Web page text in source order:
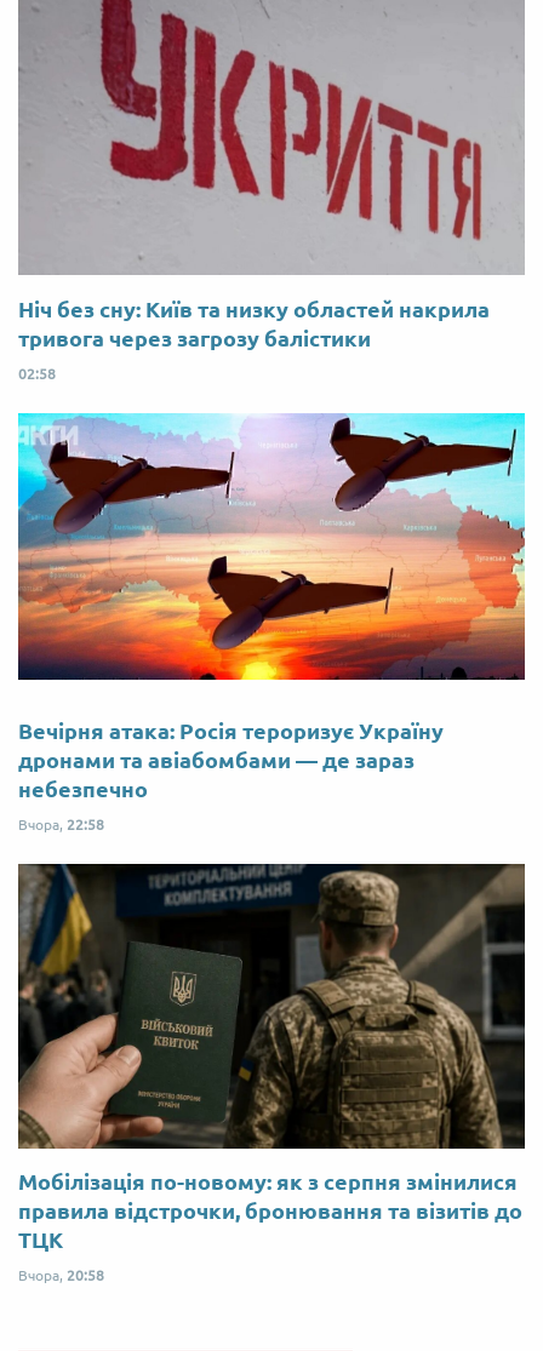
Ніч без сну: Київ та низку областей накрила
тривога через загрозу балістики
02:58
Вечірня атака: Росія тероризує Україну
дронами та авіабомбами — де зараз
небезпечно
Вчора, 22:58
Мобілізація по-новому: як з серпня змінилися
правила відстрочки, бронювання та візитів до
ТЦК
Вчора, 20:58